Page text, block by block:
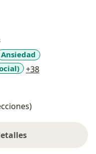
de la salud mental,
Ansiedad
+38
la experiencia